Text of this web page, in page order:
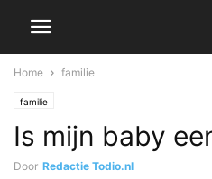
Home familie
familie
Is mijn baby
Door Redactie Todio.nl